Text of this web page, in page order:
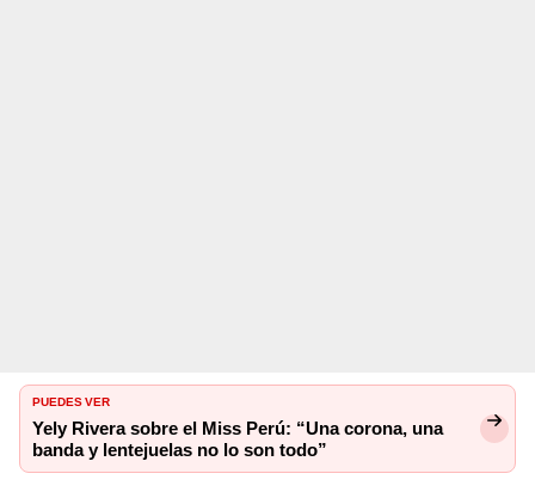
PUEDES VER
Yely Rivera sobre el Miss Perú: “Una corona, una
banda y lentejuelas no lo son todo”